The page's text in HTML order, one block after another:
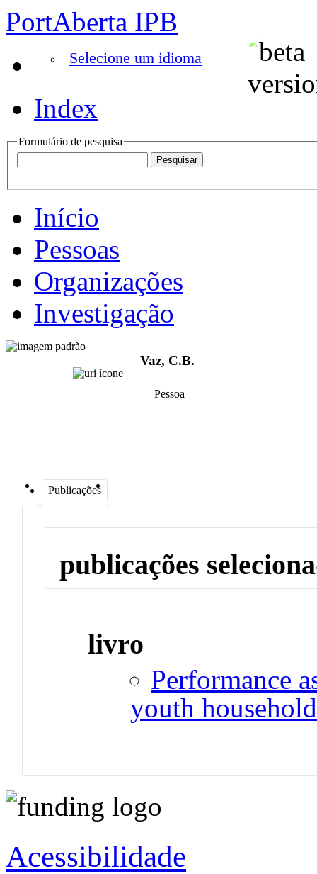
PortAberta IPB
Selecione um idioma
Index
Formulário de pesquisa
Início
Pessoas
Organizações
Investigação
Vaz, C.B.
Pessoa
Publicações
publicações
livro
Performance
youth
Acessibilidade